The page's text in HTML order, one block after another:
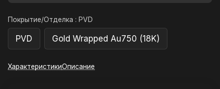
Покрытие/Отделка : PVD
PVD Gold Wrapped Au750 (18K)
ХарактеристикиОписание